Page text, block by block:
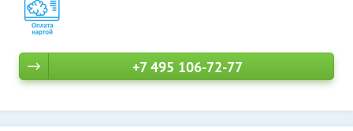
+7 495 106-72-77